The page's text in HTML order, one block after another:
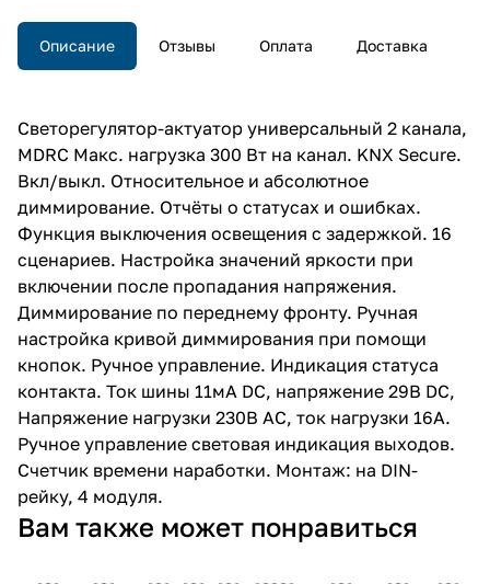
Описание Отзывы Оплата Доставка
Светорегулятор-актуатор универсальный 2 канала,
MDRC Макс. нагрузка 300 Вт на канал. KNX Secure.
Вкл/выкл. Относительное и абсолютное
диммирование. Отчёты о статусах и ошибках.
Функция выключения освещения с задержкой. 16
сценариев. Настройка значений яркости при
включении после пропадания напряжения.
Диммирование по переднему фронту. Ручная
настройка кривой диммирования при помощи
кнопок. Ручное управление. Индикация статуса
контакта. Ток шины 11мА DC, напряжение 29В DC,
Напряжение нагрузки 230В AC, ток нагрузки 16А.
Ручное управление световая индикация выходов.
Счетчик времени наработки. Монтаж: на DIN-
рейку, 4 модуля.
Вам также может понравиться